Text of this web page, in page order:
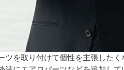
ツを取り付けて個性を主張した